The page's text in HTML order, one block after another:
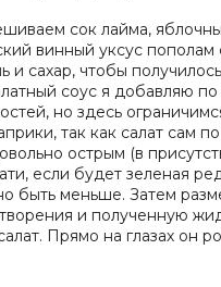
сок лайма,
винный уксус пополам
и сахар, чтобы
соус я добавляю по
но здесь
так как салат сам
острым (в
если будет зеленая
быть меньше. Затем
и полученную
Прямо на глазах он